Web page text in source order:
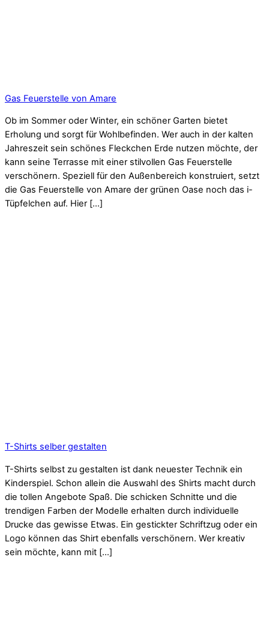
Gas Feuerstelle von Amare
Ob im Sommer oder Winter, ein schöner Garten bietet
Erholung und sorgt für Wohlbefinden. Wer auch in der kalten
Jahreszeit sein schönes Fleckchen Erde nutzen möchte, der
kann seine Terrasse mit einer stilvollen Gas Feuerstelle
verschönern. Speziell für den Außenbereich konstruiert, setzt
die Gas Feuerstelle von Amare der grünen Oase noch das i-
Tüpfelchen auf. Hier […]
T-Shirts selber gestalten
T-Shirts selbst zu gestalten ist dank neuester Technik ein
Kinderspiel. Schon allein die Auswahl des Shirts macht durch
die tollen Angebote Spaß. Die schicken Schnitte und die
trendigen Farben der Modelle erhalten durch individuelle
Drucke das gewisse Etwas. Ein gestickter Schriftzug oder ein
Logo können das Shirt ebenfalls verschönern. Wer kreativ
sein möchte, kann mit […]